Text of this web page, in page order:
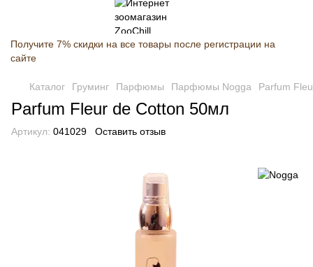
Получите 7% скидки на все товары после регистрации на
сайте
Каталог Груминг Парфюмы Парфюмы Nogga Parfum
Parfum Fleur de Cotton 50мл
Артикул: 041029 Оставить отзыв